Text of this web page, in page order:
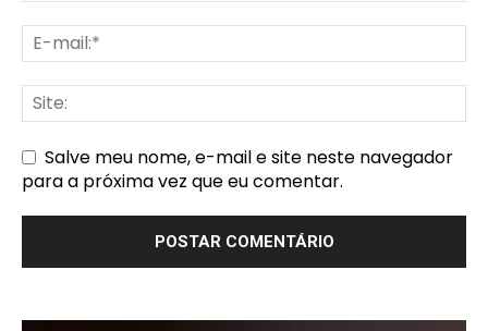
Salve meu nome, e-mail e site neste navegador
para a próxima vez que eu comentar.